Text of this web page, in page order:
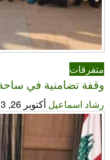
متفرقات
وقفة تضامنية في
رشاد اسماعيل أكتوبر 26, 2023